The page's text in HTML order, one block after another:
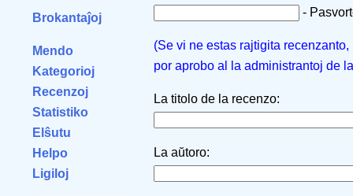
Brokantaĵoj
Mendo
Kategorioj
Recenzoj
Statistiko
Elŝutu
Helpo
Ligiloj
-
(Se vi ne estas rajtigita
por aprobo al la administrantoj de
La titolo de la recenzo:
La aŭtoro: